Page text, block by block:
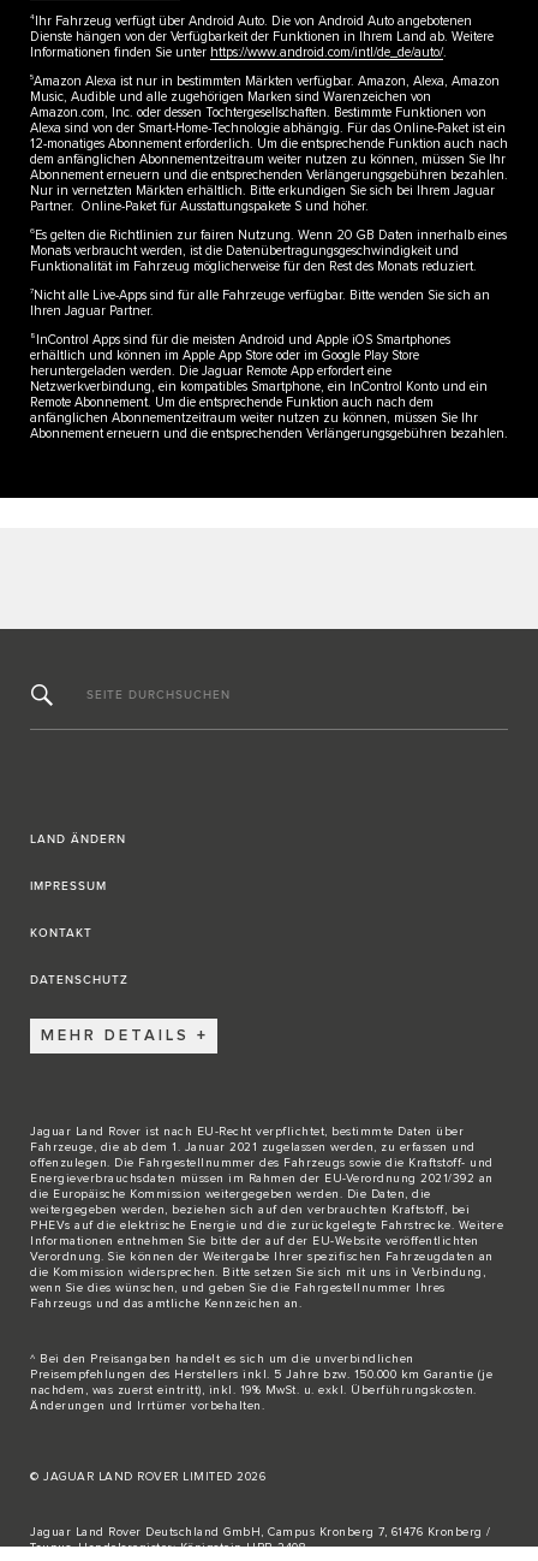
4
Ihr Fahrzeug verfügt über Android Auto. Die von Android Auto angebotenen
Dienste hängen von der Verfügbarkeit der Funktionen in Ihrem Land ab. Weitere
Informationen finden Sie unter https://www.android.com/intl/de_de/auto/.
5Amazon Alexa ist nur in bestimmten Märkten verfügbar. Amazon, Alexa, Amazon
Music, Audible und alle zugehörigen Marken sind Warenzeichen von
Amazon.com, Inc. oder dessen Tochtergesellschaften. Bestimmte Funktionen von
Alexa sind von der Smart-Home-Technologie abhängig. Für das Online-Paket ist ein
12-monatiges Abonnement erforderlich. Um die entsprechende Funktion auch nach
dem anfänglichen Abonnementzeitraum weiter nutzen zu können, müssen Sie Ihr
Abonnement erneuern und die entsprechenden Verlängerungsgebühren bezahlen.
Nur in vernetzten Märkten erhältlich. Bitte erkundigen Sie sich bei Ihrem Jaguar
Partner. Online-Paket für Ausstattungspakete S und höher.
6 Es gelten die Richtlinien zur fairen Nutzung. Wenn 20 GB Daten innerhalb eines
Monats verbraucht werden, ist die Datenübertragungsgeschwindigkeit und
Funktionalität im Fahrzeug möglicherweise für den Rest des Monats reduziert.
7 Nicht alle Live-Apps sind für alle Fahrzeuge verfügbar. Bitte wenden Sie sich an
Ihren Jaguar Partner.
8
InControl Apps sind für die meisten Android und Apple iOS Smartphones
erhältlich und können im Apple App Store oder im Google Play Store
heruntergeladen werden. Die Jaguar Remote App erfordert eine
Netzwerkverbindung, ein kompatibles Smartphone, ein InControl Konto und ein
Remote Abonnement. Um die entsprechende Funktion auch nach dem
anfänglichen Abonnementzeitraum weiter nutzen zu können, müssen Sie Ihr
Abonnement erneuern und die entsprechenden Verlängerungsgebühren bezahlen.
SEITE DURCHSUCHEN
LAND ÄNDERN
IMPRESSUM
KONTAKT
DATENSCHUTZ
MEHR DETAILS
Jaguar Land Rover ist nach EU-Recht verpflichtet, bestimmte Daten über
Fahrzeuge, die ab dem 1. Januar 2021 zugelassen werden, zu erfassen und
offenzulegen. Die Fahrgestellnummer des Fahrzeugs sowie die Kraftstoff- und
Energieverbrauchsdaten müssen im Rahmen der EU-Verordnung 2021/392 an
die Europäische Kommission weitergegeben werden. Die Daten, die
weitergegeben werden, beziehen sich auf den verbrauchten Kraftstoff, bei
PHEVs auf die elektrische Energie und die zurückgelegte Fahrstrecke. Weitere
Informationen entnehmen Sie bitte der auf der EU-Website veröffentlichten
Verordnung. Sie können der Weitergabe Ihrer spezifischen Fahrzeugdaten an
die Kommission widersprechen. Bitte setzen Sie sich mit uns in Verbindung
wenn Sie dies wünschen, und geben Sie die Fahrgestellnummer Ihres
Fahrzeugs und das amtliche Kennzeichen an.
^ Bei den Preisangaben handelt es sich um die unverbindlichen
Preisempfehlungen des Herstellers inkl. 5 Jahre bzw. 150.000 km Garantie (je
nachdem, was zuerst eintritt), inkl. 19% MwSt. u. exkl. Überführungskosten.
Änderungen und Irrtümer vorbehalten.
© JAGUAR LAND ROVER LIMITED 2026
Jaguar Land Rover Deutschland GmbH, Campus Kronberg 7, 61476 Kronberg /
Taunus, Handelsregister: Königstein HRB 2408